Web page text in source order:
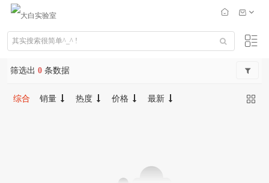
筛选出 0 条数据
综合 销量 热度 价格 最新